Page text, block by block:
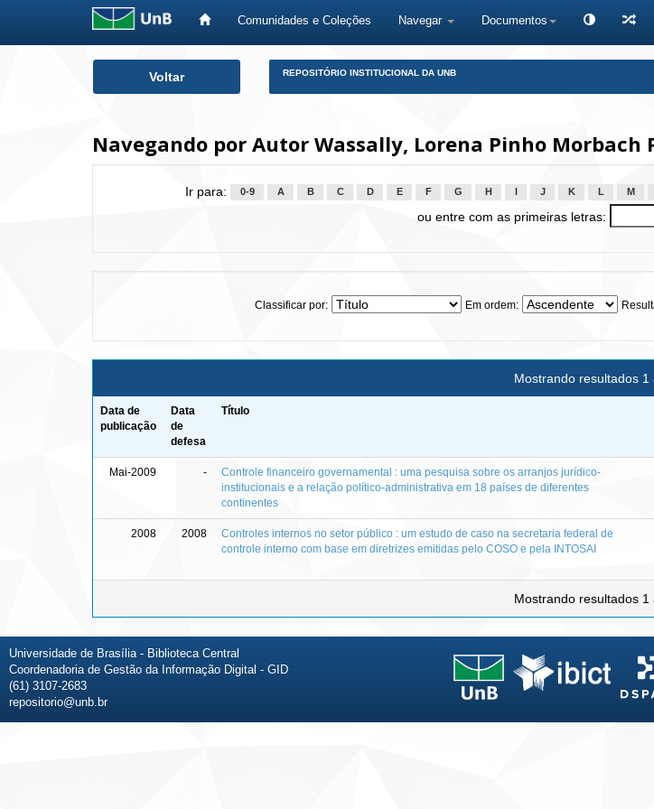
Comunidades e Coleções Navegar Documentos
Voltar REPOSITÓRIO INSTITUCIONAL DA UNB
Navegando por Autor Wassally, Lorena Pinho Morbach
Ir para: 0-9 A B C D E F G H J K L M
ou entre com as primeiras letras:
Classificar por: Em ordem:
Mostrando resultados 1
Data de
publicação
Data
de
defesa
Título
Mai-2009 -
Controle financeiro governamental : uma pesquisa sobre os arranjos jurídico-
institucionais e a relação político-administrativa em 18 países de diferentes
continentes
2008 2008
Controles internos no setor público : um estudo de caso na secretaria federal de
controle interno com base em diretrizes emitidas pelo COSO e pela INTOSAI
Mostrando resultados 1
Universidade de Brasília - Biblioteca Central
Coordenadoria de Gestão da Informação Digital - GID
(61) 3107-2683
repositorio@unb.br